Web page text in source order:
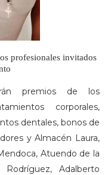
profesionales invitados
premios de los
corporales,
dentales, bonos de
y Almacén Laura,
Atuendo de la
Rodríguez, Adalberto